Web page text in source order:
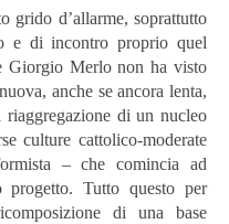
grido d’allarme, soprattutto
e di incontro proprio quel
Giorgio Merlo non ha visto
anche se ancora lenta,
riaggregazione di un nucleo
culture cattolico-moderate
– che comincia ad
Tutto questo per
di una base